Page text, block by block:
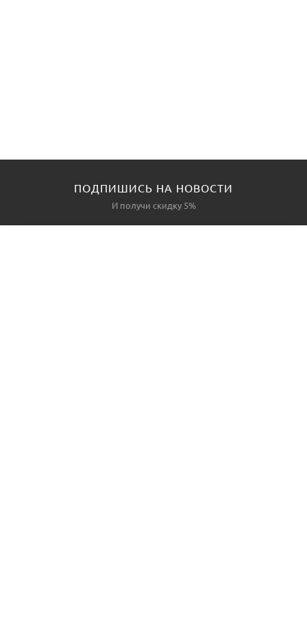
ПОДПИШИСЬ НА НОВОСТИ
И получи скидку 5%